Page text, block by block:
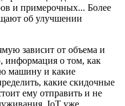
и примерочных... Более
об улучшении
зависит от объема и
информация о том, как
машину и какие
какие скидочные
ему отправить и не
IoT уже